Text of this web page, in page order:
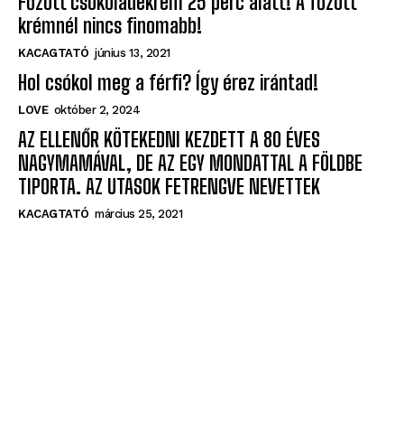
krémnél nincs finomabb!
KACAGTATÓ június 13, 2021
Hol csókol meg a férfi? Így érez irántad!
LOVE október 2, 2024
AZ ELLENŐR KÖTEKEDNI KEZDETT A 80 ÉVES
NAGYMAMÁVAL, DE AZ EGY MONDATTAL A FÖLDBE
TIPORTA. AZ UTASOK FETRENGVE NEVETTEK
KACAGTATÓ március 25, 2021